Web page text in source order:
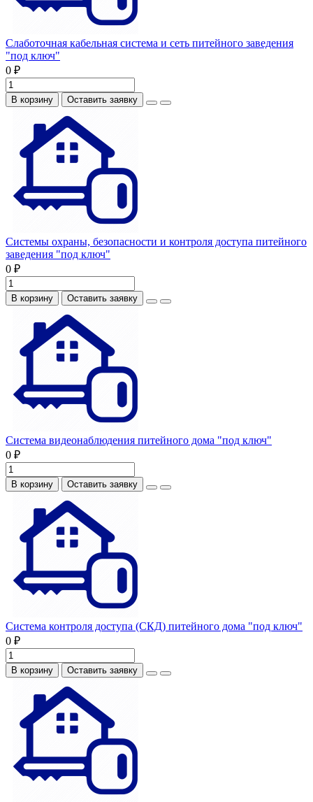
Слаботочная кабельная система и сеть питейного заведения
"под ключ"
0 ₽
В корзину Оставить заявку
Системы охраны, безопасности и контроля доступа питейного
заведения "под ключ"
0 ₽
В корзину Оставить заявку
Система видеонаблюдения питейного дома "под ключ"
0 ₽
В корзину Оставить заявку
Система контроля доступа (СКД) питейного дома "под ключ"
0 ₽
В корзину Оставить заявку